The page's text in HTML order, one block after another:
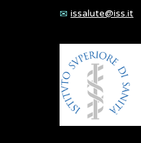
issalute@iss.it